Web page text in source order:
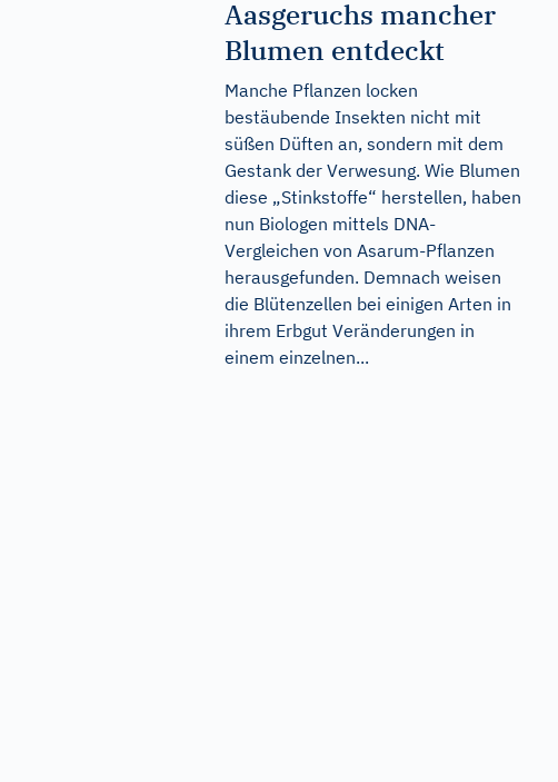
Aasgeruchs mancher
Blumen entdeckt
Manche Pflanzen locken
bestäubende Insekten nicht mit
süßen Düften an, sondern mit dem
Gestank der Verwesung. Wie Blumen
diese „Stinkstoffe“ herstellen, haben
nun Biologen mittels DNA-
Vergleichen von Asarum-Pflanzen
herausgefunden. Demnach weisen
die Blütenzellen bei einigen Arten in
ihrem Erbgut Veränderungen in
einem einzelnen...